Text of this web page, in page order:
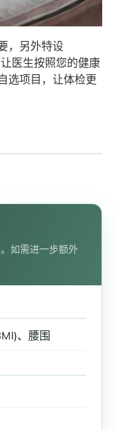
，另外特设
医生按照您的健康
选项目，让体检更
如需进一步额外
、腰围